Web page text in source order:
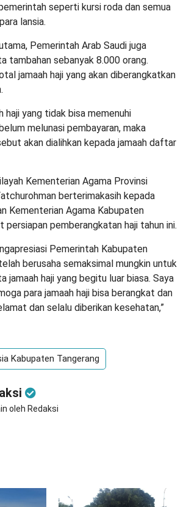
seperti kursi roda dan semua
lansia.
Pemerintah Arab Saudi juga
tambahan sebanyak 8.000 orang.
jamaah haji yang akan diberangkatkan
haji yang tidak bisa memenuhi
melunasi pembayaran, maka
akan dialihkan kepada jamaah daftar
Kementerian Agama Provinsi
berterimakasih kepada
Kementerian Agama Kabupaten
persiapan pemberangkatan haji tahun ini.
Pemerintah Kabupaten
berusaha semaksimal mungkin untuk
jamaah haji yang begitu luar biasa. Saya
para jamaah haji bisa berangkat dan
dan selalu diberikan kesehatan,”
Kabupaten Tangerang
oleh Redaksi